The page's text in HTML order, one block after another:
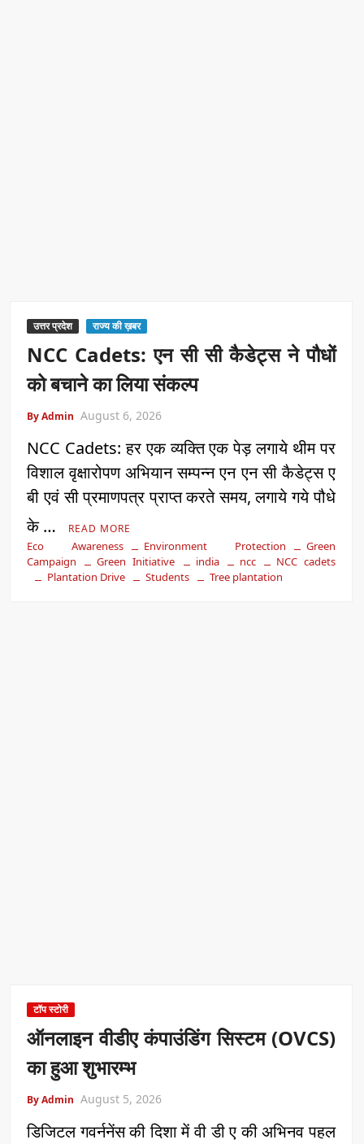
अठावलेउत्तर प्रदेश राज्य की ख़बर
NCC Cadets: एन सी सी कैडेट्स ने पौधों
को बचाने का लिया संकल्प
By Admin August 6, 2026
NCC Cadets: हर एक व्यक्ति एक पेड़ लगाये थीम पर
विशाल वृक्षारोपण अभियान सम्पन्न एन एन सी कैडेट्स ए
बी एवं सी प्रमाणपत्र प्राप्त करते समय, लगाये गये पौधे
के …
READ MORE
Eco Awareness Environment Protection
Green
Campaign
Green Initiative india ncc
NCC cadets
Plantation Drive
Students Tree plantation
टॉप स्टोरी
ऑनलाइन वीडीए कंपाउंडिंग सिस्टम (OVCS)
का हुआ शुभारम्भ
By Admin August 5, 2026
डिजिटल गवर्ननेंस की दिशा में वी डी ए की अभिनव पहल